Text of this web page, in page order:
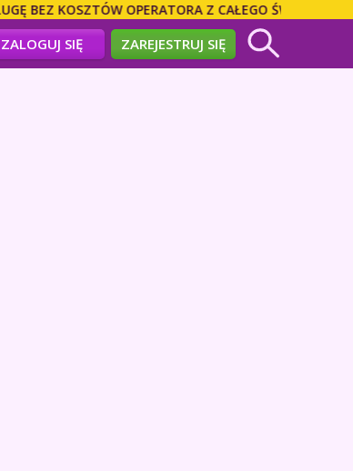
OPERATORA Z CAŁEGO ŚWIATA! DZWOŃ
ZALOGUJ SIĘ ZAREJESTRUJ SIĘ